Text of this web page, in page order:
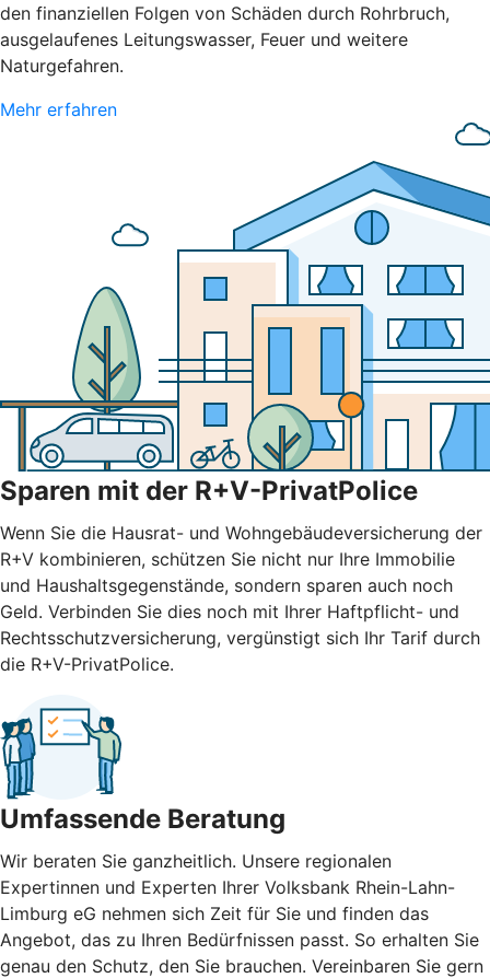
den finanziellen Folgen von Schäden durch Rohrbruch,
ausgelaufenes Leitungswasser, Feuer und weitere
Naturgefahren.
Mehr erfahren
Sparen mit der R+V-PrivatPolice
Wenn Sie die Hausrat- und Wohngebäudeversicherung der
R+V kombinieren, schützen Sie nicht nur Ihre Immobilie
und Haushaltsgegenstände, sondern sparen auch noch
Geld. Verbinden Sie dies noch mit Ihrer Haftpflicht- und
Rechtsschutzversicherung, vergünstigt sich Ihr Tarif durch
die R+V-PrivatPolice.
Umfassende Beratung
Wir beraten Sie ganzheitlich. Unsere regionalen
Expertinnen und Experten Ihrer Volksbank Rhein-Lahn-
Limburg eG nehmen sich Zeit für Sie und finden das
Angebot, das zu Ihren Bedürfnissen passt. So erhalten Sie
genau den Schutz, den Sie brauchen. Vereinbaren Sie gern